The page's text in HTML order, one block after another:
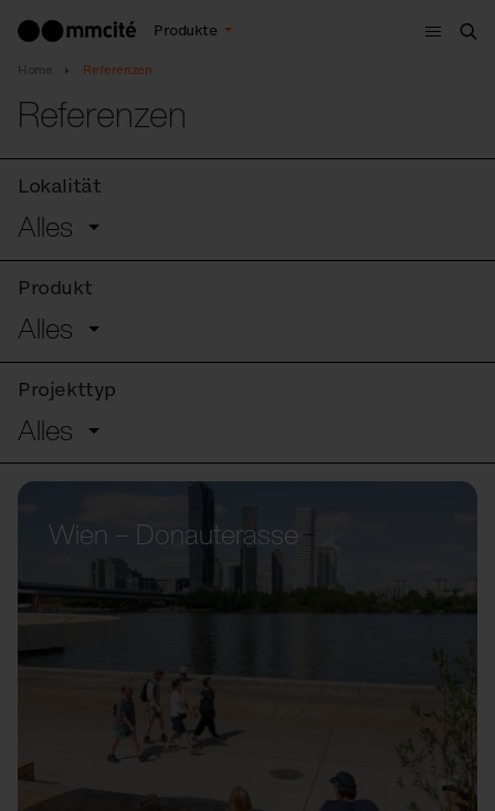
Produkte
Menu
Home Referenzen
Referenzen
Lokalität
Alles
Produkt
Alles
Projekttyp
Alles
Wien – Donauterasse